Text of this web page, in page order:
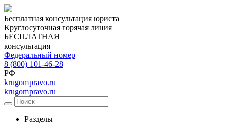
Бесплатная консультация юриста
Круглосуточная горячая линия
БЕСПЛАТНАЯ
консультация
Федеральный номер
8 (800) 101-46-28
РФ
krugompravo.ru
krugompravo.ru
Разделы